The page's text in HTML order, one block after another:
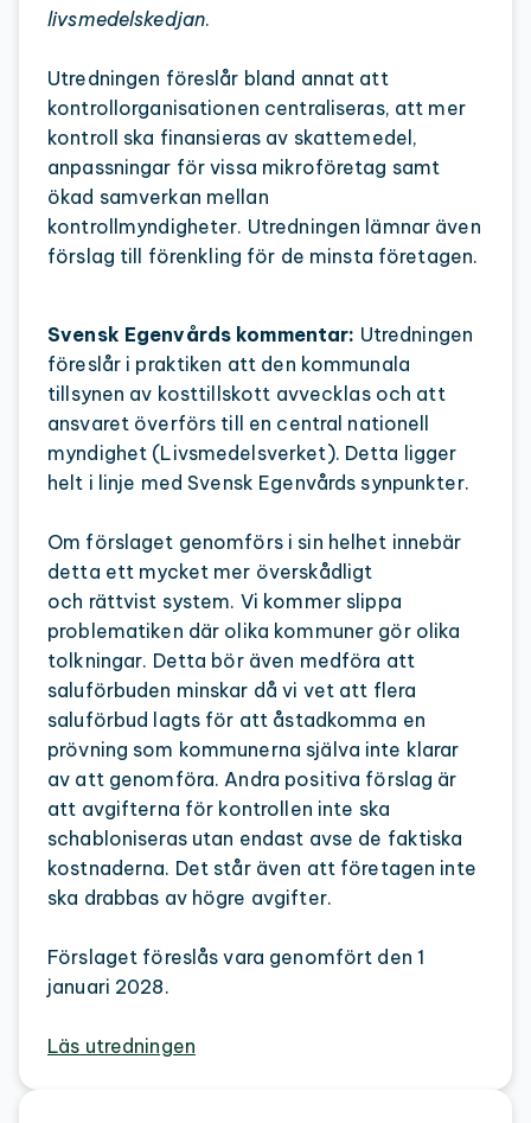
livsmedelskedjan.
Utredningen föreslår bland annat att
kontrollorganisationen centraliseras, att mer
kontroll ska finansieras av skattemedel,
anpassningar för vissa mikroföretag samt
ökad samverkan mellan
kontrollmyndigheter. Utredningen lämnar även
förslag till förenkling för de minsta företagen.
Svensk Egenvårds kommentar: Utredningen
föreslår i praktiken att den kommunala
tillsynen av kosttillskott avvecklas och att
ansvaret överförs till en central nationell
myndighet (Livsmedelsverket). Detta ligger
helt i linje med Svensk Egenvårds synpunkter.
Om förslaget genomförs i sin helhet innebär
detta ett mycket mer överskådligt
och rättvist system. Vi kommer slippa
problematiken där olika kommuner gör olika
tolkningar. Detta bör även medföra att
saluförbuden minskar då vi vet att flera
saluförbud lagts för att åstadkomma en
prövning som kommunerna själva inte klarar
av att genomföra. Andra positiva förslag är
att avgifterna för kontrollen inte ska
schabloniseras utan endast avse de faktiska
kostnaderna. Det står även att företagen inte
ska drabbas av högre avgifter.
Förslaget föreslås vara genomfört den 1
januari 2028.
Läs utredningen